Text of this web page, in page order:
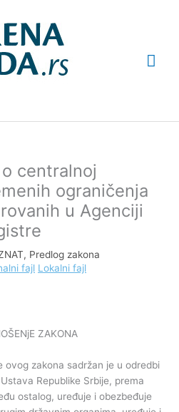
centralnoj
ograničenja
u Agenciji
, Predlog zakona
fajl Lokalni fajl
ZAKONA
ovog zakona sadržan je u odredbi
Republike Srbije, prema
ostalog, uređuje i obezbeđuje